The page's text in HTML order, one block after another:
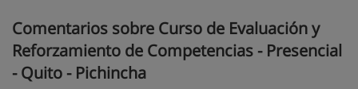
Comentarios sobre Curso de Evaluación y
Reforzamiento de Competencias - Presencial
- Quito - Pichincha